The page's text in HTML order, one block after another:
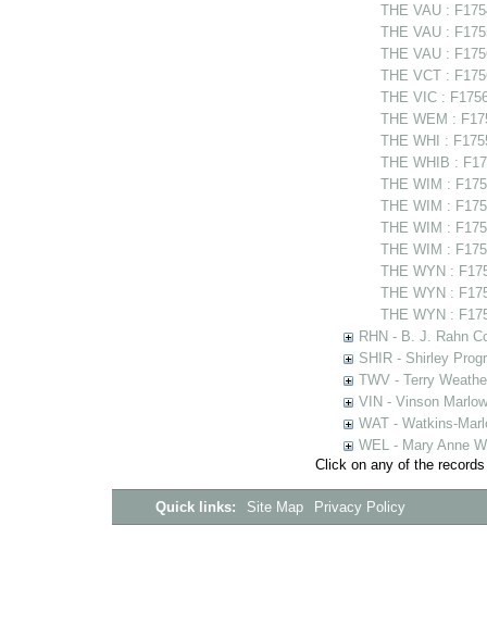
THE VAU :
THE VAU :
THE VAU :
THE VCT :
THE VIC :
THE WEM :
THE WHI :
THE WHIB :
THE WIM :
THE WIM :
THE WIM :
THE WIM :
THE WYN :
THE WYN :
THE WYN :
RHN - B. J. Rahn
SHIR - Shirley
TWV - Terry
VIN - Vinson
WAT - Watkins-
WEL - Mary Anne
Click on any of the
Quick links: Site Map Privacy Policy